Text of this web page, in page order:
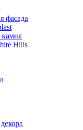
фасада
камня
Hills